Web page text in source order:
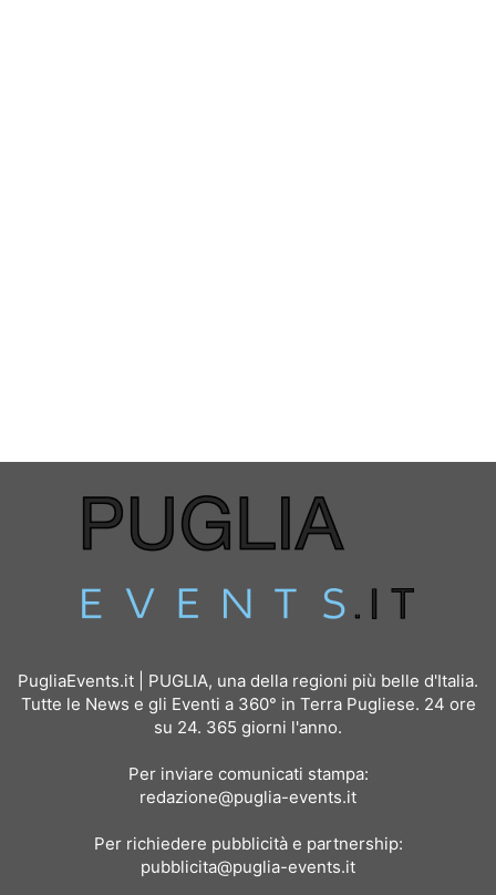
PugliaEvents.it | PUGLIA, una della regioni più belle d'Italia.
Tutte le News e gli Eventi a 360° in Terra Pugliese. 24 ore
su 24. 365 giorni l'anno.
Per inviare comunicati stampa:
redazione@puglia-events.it
Per richiedere pubblicità e partnership:
pubblicita@puglia-events.it